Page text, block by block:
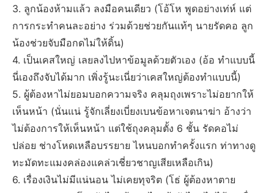
3. ลูกน้องห้ามแล้ว ลงมือคนเดียว (โอ้โห พูดอย่างเท่ห์ แต่
การกระทำคนละอย่าง ร่วมด้วยช่วยกันแท้ๆ นายรัดคอ ลูก
น้องช่วยจับมือกดไม่ให้ดิ้น)
4. เป็นเคสใหญ่ เลยลงไปหาข้อมูลด้วยตัวเอง (อ้อ ทำแบบนี้
นี่เองถึงจับได้มาก เพิ่งรู้นะเนี่ยว่าเคสใหญ่ต้องทำแบบนี้)
5. ผู้ต้องหาไม่ยอมบอกความจริง คลุมถุงเพราะไม่อยากให้
เห็นหน้า (นั่นแน่ รู้จักเลี่ยงเบี่ยงเบนข้อหาเจตนาฆ่า อ้างว่า
ไม่ต้องการให้เห็นหน้า แต่ใช้ถุงคลุมตั้ง 6 ชั้น รัดคอไม่
ปล่อย ช่างโหดเหลือบรรยาย ไหนบอกทำครั้งแรก ท่าทางดู
ทะมัดทะแมงคล่องแคล่วเชี่ยวชาญเสียเหลือเกิน)
6. เรื่องเงินไม่มีแน่นอน ไม่เคยทุจริต (โธ่ ผู้ต้องหาตาย